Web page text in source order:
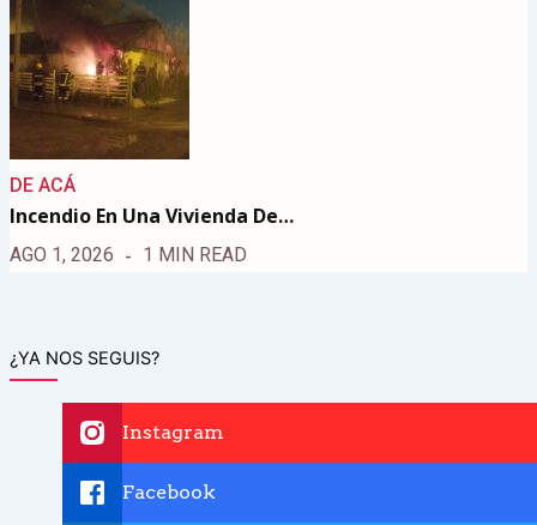
DE ACÁ
Incendio En Una Vivienda De…
AGO 1, 2026 1 MIN READ
¿YA NOS SEGUIS?
Instagram
Facebook